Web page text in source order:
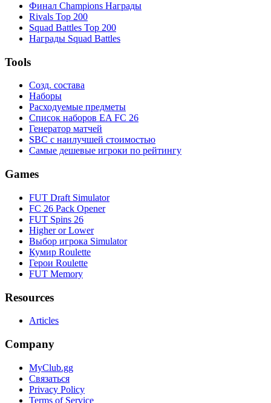
Финал Champions Награды
Rivals Top 200
Squad Battles Top 200
Награды Squad Battles
Tools
Созд. состава
Наборы
Расходуемые предметы
Список наборов EA FC 26
Генератор матчей
SBC с наилучшей стоимостью
Самые дешевые игроки по рейтингу
Games
FUT Draft Simulator
FC 26 Pack Opener
FUT Spins 26
Higher or Lower
Выбор игрока Simulator
Кумир Roulette
Герои Roulette
FUT Memory
Resources
Articles
Company
MyClub.gg
Связаться
Privacy Policy
Terms of Service